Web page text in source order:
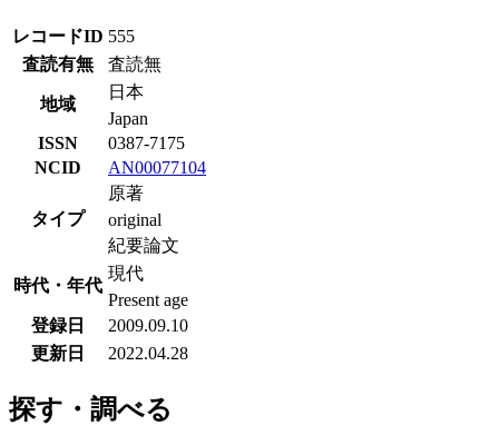
レコードID 555
査読有無
査読無
地域
日本
Japan
ISSN
0387-7175
NCID
AN00077104
タイプ
原著
original
紀要論文
時代・年代
現代
Present age
登録日
2009.09.10
更新日
2022.04.28
探す・調べる